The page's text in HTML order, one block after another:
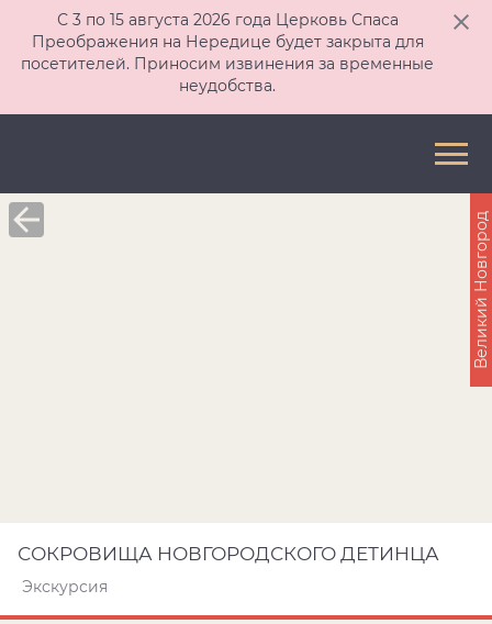
С 3 по 15 августа 2026 года Церковь Спаса
Преображения на Нередице будет закрыта для
посетителей. Приносим извинения за временные
неудобства.
СОКРОВИЩА НОВГОРОДСКОГО ДЕТИНЦА
Экскурсия
Великий Новгород